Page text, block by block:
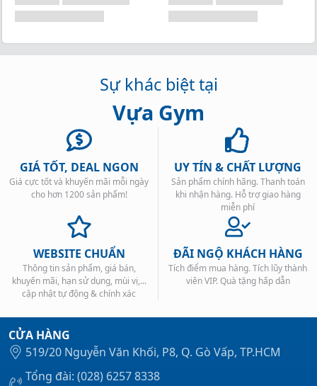
Sự khác biệt tại
Vựa Gym
GIÁ TỐT, DEAL NGON
Giá cực tốt và khuyến mãi mỗi ngày
cho hơn 1200 sản phẩm!
UY TÍN & CHẤT LƯỢNG
Sản phẩm chính hãng. Thanh toán
khi nhận hàng. Hỗ trợ giao hàng
miễn phí
WEBSITE CHUẨN
Thông tin sản phẩm, giá bán,
khuyến mãi, hạn sử dụng, mùi vị,...
cập nhật tự động & chính xác
ĐÃI NGỘ KHÁCH HÀNG
Tích điểm mua hàng. Tích lũy thành
viên VIP. Quà tặng hấp dẫn
CỬA HÀNG
519/20 Nguyễn Văn Khối, P8, Q. Gò Vấp, TP.HCM
Tổng đài: (028) 6257 8338